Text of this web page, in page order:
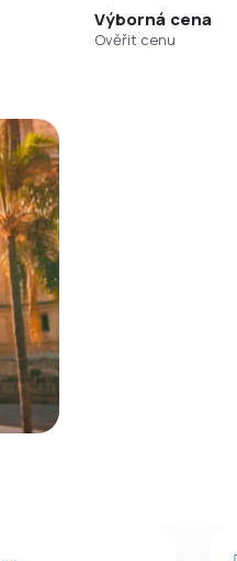
Výborná cena
Ověřit cenu